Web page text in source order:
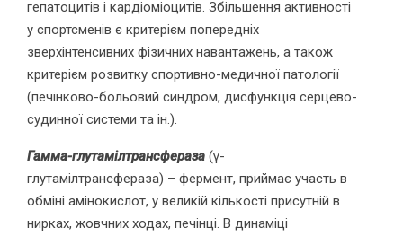
гепатоцитів і кардіоміоцитів. Збільшення активності
у спортсменів є критерієм попередніх
зверхінтенсивних фізичних навантажень, а також
критерієм розвитку спортивно-медичної патології
(печінково-больовий синдром, дисфункція серцево-
судинної системи та ін.).
Гамма-глутамілтрансфераза (γ-
глутамілтрансфераза) – фермент, приймає участь в
обміні амінокислот, у великій кількості присутній в
нирках, жовчних ходах, печінці. В динаміці